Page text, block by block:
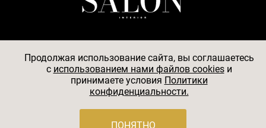
© 2026
АО «БКМ», ОГРН 1027739494584, ИНН 7705056238,
127018, Москва, ул. Полковая, д. 3, стр. 4, помещение I,
комн. 23
Продолжая использование сайта, вы соглашаетесь
c использованием нами файлов cookiesи
принимаете условия Политики
конфиденциальности.
ПОНЯТНО